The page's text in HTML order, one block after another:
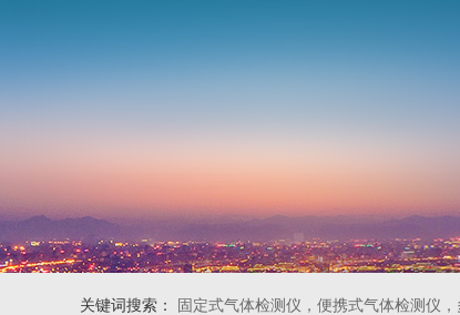
关键词搜索： 固定式气体检测仪，便携式气体检测仪，多合一气体检测仪，